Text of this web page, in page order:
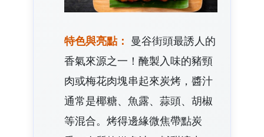
特色與亮點：
曼谷街頭最誘人的
香氣來源之一！醃製入味的豬頸
肉或梅花肉塊串起來炭烤，醬汁
通常是椰糖、魚露、蒜頭、胡椒
等混合。烤得邊緣微焦帶點炭